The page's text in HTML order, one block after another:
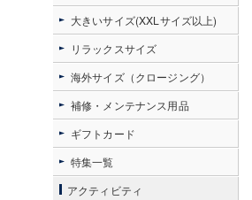
大きいサイズ(XXLサイズ以上)
リラックスサイズ
海外サイズ（クロージング）
補修・メンテナンス用品
ギフトカード
特集一覧
アクティビティ